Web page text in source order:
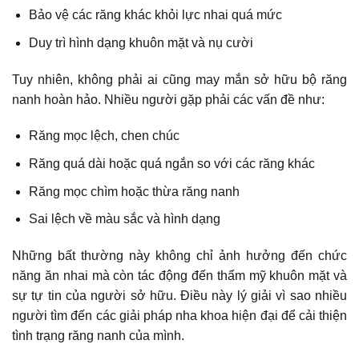
Bảo vệ các răng khác khỏi lực nhai quá mức
Duy trì hình dạng khuôn mặt và nụ cười
Tuy nhiên, không phải ai cũng may mắn sở hữu bộ răng
nanh hoàn hảo. Nhiều người gặp phải các vấn đề như:
Răng mọc lệch, chen chúc
Răng quá dài hoặc quá ngắn so với các răng khác
Răng mọc chìm hoặc thừa răng nanh
Sai lệch về màu sắc và hình dạng
Những bất thường này không chỉ ảnh hưởng đến chức
năng ăn nhai mà còn tác động đến thẩm mỹ khuôn mặt và
sự tự tin của người sở hữu. Điều này lý giải vì sao nhiều
người tìm đến các giải pháp nha khoa hiện đại để cải thiện
tình trạng răng nanh của mình.